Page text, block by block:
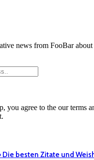
news from FooBar
you agree to the our terms
Die besten Zitate und